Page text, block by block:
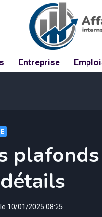
Entreprise
plafonds
10/01/2025 08:25